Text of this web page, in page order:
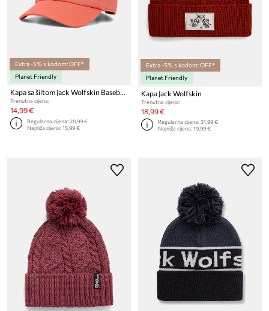
Extra -5% s kodom: OFF*
Planet Friendly
Kapa sa šiltom Jack Wolfskin Baseball
Trenutna cijena:
14,99 €
Regularna cijena:28,99 €
Najniža cijena:15,99 €
Extra -5% s kodom: OFF*
Planet Friendly
Kapa Jack Wolfskin
Trenutna cijena:
18,99 €
Regularna cijena:31,99 €
Najniža cijena:19,99 €